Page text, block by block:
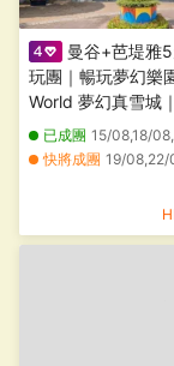
曼谷+芭堤雅
玩團｜暢玩夢幻樂
World 夢幻真雪城
2晚芭堤雅Centre
Pattaya Deluxe
已成團 15/08,18/
快將成團 19/08,22/08,25/08,26/08,27/08,28/08,29/08,30/08,31/
25/10,27/10,29/10,01/11,03/11,05/11,08/11,10/11,12/